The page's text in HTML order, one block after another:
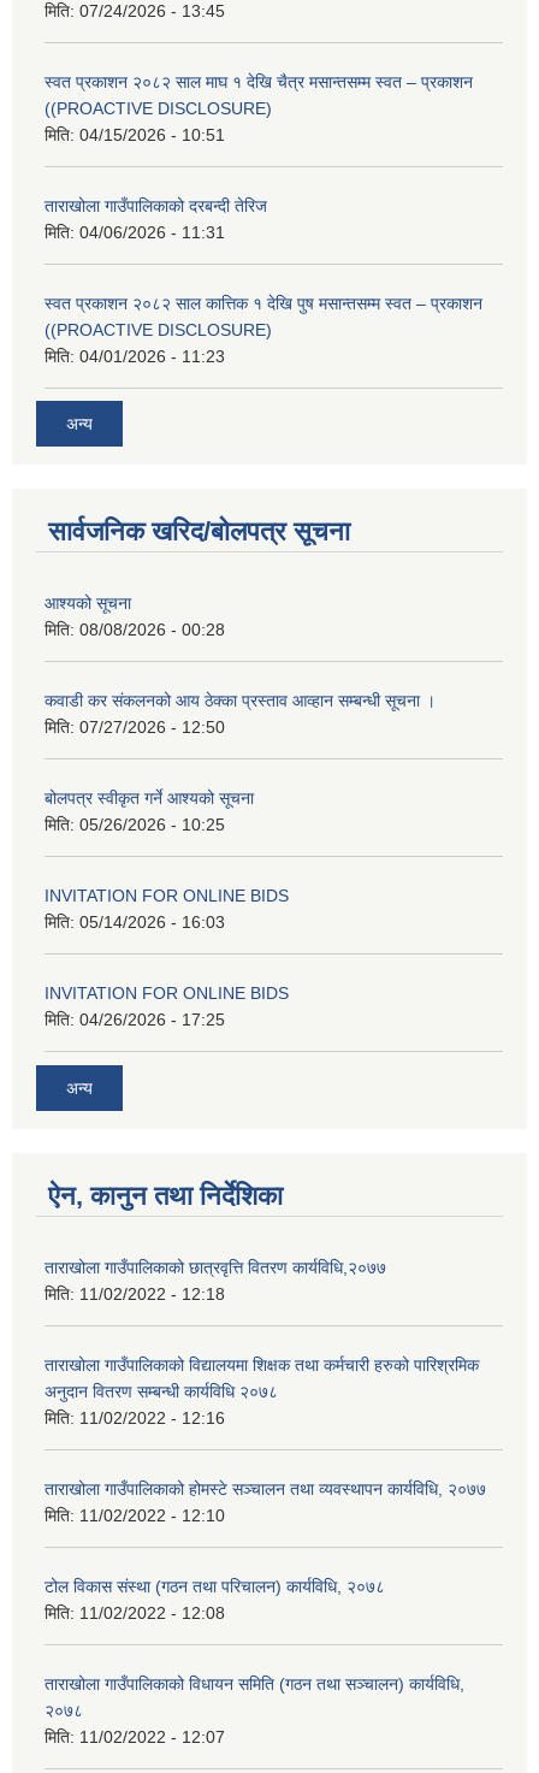
मिति: 07/24/2026 - 13:45
स्वत प्रकाशन २०८२ साल माघ १ देखि चैत्र मसान्तसम्म स्वत – प्रकाशन
((PROACTIVE DISCLOSURE)
मिति: 04/15/2026 - 10:51
ताराखोला गाउँपालिकाको दरबन्दी तेरिज
मिति: 04/06/2026 - 11:31
स्वत प्रकाशन २०८२ साल कात्तिक १ देखि पुष मसान्तसम्म स्वत – प्रकाशन
((PROACTIVE DISCLOSURE)
मिति: 04/01/2026 - 11:23
अन्य
सार्वजनिक खरिद/बोलपत्र सूचना
आश्यको सूचना
मिति: 08/08/2026 - 00:28
कवाडी कर संकलनको आय ठेक्का प्रस्ताव आव्हान सम्बन्धी सूचना ।
मिति: 07/27/2026 - 12:50
बोलपत्र स्वीकृत गर्ने आश्यको सूचना
मिति: 05/26/2026 - 10:25
INVITATION FOR ONLINE BIDS
मिति: 05/14/2026 - 16:03
INVITATION FOR ONLINE BIDS
मिति: 04/26/2026 - 17:25
अन्य
ऐन, कानुन तथा निर्देशिका
ताराखोला गाउँपालिकाको छात्रवृत्ति वितरण कार्यविधि,२०७७
मिति: 11/02/2022 - 12:18
ताराखोला गाउँपालिकाको विद्यालयमा शिक्षक तथा कर्मचारी हरुको पारिश्रमिक
अनुदान वितरण सम्बन्धी कार्यविधि २०७८
मिति: 11/02/2022 - 12:16
ताराखोला गाउँपालिकाको होमस्टे सञ्चालन तथा व्यवस्थापन कार्यविधि, २०७७
मिति: 11/02/2022 - 12:10
टोल विकास संस्था (गठन तथा परिचालन) कार्यविधि, २०७८
मिति: 11/02/2022 - 12:08
ताराखोला गाउँपालिकाको विधायन समिति (गठन तथा सञ्चालन) कार्यविधि,
२०७८
मिति: 11/02/2022 - 12:07